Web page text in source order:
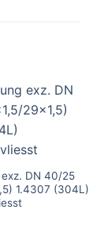
DN 40/25
1.4307 (304L)